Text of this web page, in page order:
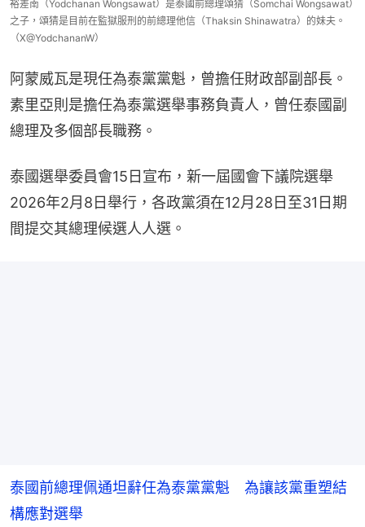
裕差南（Yodchanan Wongsawat）是泰國前總理頌猜（Somchai Wongsawat）
之子，頌猜是目前在監獄服刑的前總理他信（Thaksin Shinawatra）的妹夫。
（X@YodchananW）
阿蒙威瓦是現任為泰黨黨魁，曾擔任財政部副部長。
素里亞則是擔任為泰黨選舉事務負責人，曾任泰國副
總理及多個部長職務。
泰國選舉委員會15日宣布，新一屆國會下議院選舉
2026年2月8日舉行，各政黨須在12月28日至31日期
間提交其總理候選人人選。
泰國前總理佩通坦辭任為泰黨黨魁 為讓該黨重塑結
構應對選舉